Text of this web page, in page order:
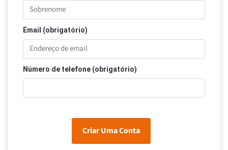
Email (obrigatório)
Número de telefone (obrigatório)
Criar Uma Conta